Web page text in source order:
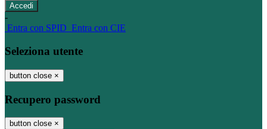
-
Entra con SPID Entra con CIE
Seleziona utente
button close ×
Recupero password
button close ×